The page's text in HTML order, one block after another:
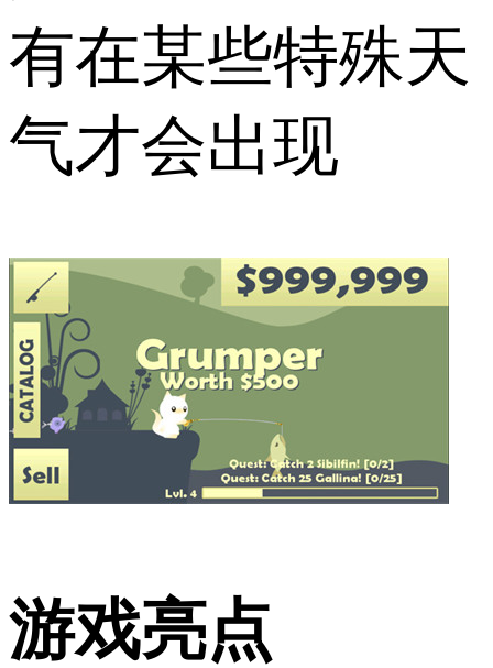
有在某些特殊天
气才会出现
游戏亮点